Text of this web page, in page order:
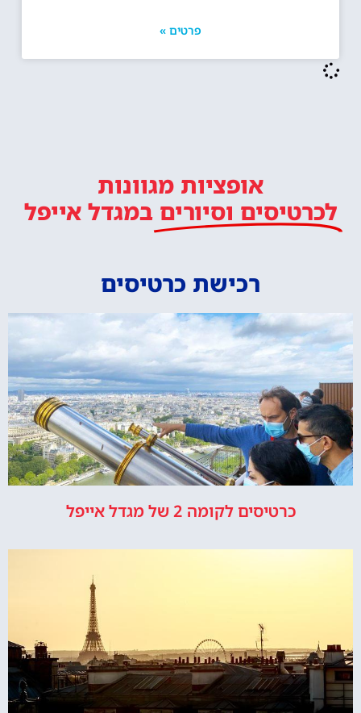
פרטים »
אופציות מגוונות
לכרטיסים וסיורים במגדל אייפל
רכישת כרטיסים
כרטיסים לקומה 2 של מגדל אייפל